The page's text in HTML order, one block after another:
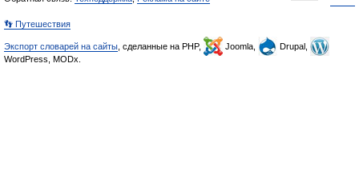
👣 Путешествия
Экспорт словарей на сайты , сделанные на PHP, Joomla,
Drupal,
WordPress, MODx.